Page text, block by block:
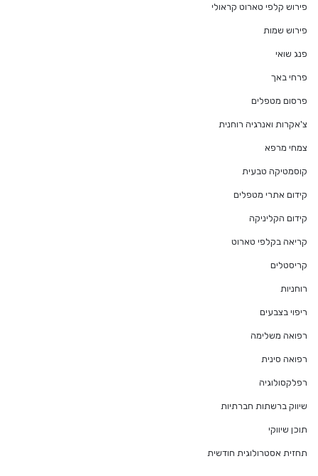
פירוש קלפי טארוט קראולי
פירוש שמות
פנג שואי
פרחי באך
פרסום מטפלים
צ'אקרות ואנרגיה רוחנית
צמחי מרפא
קוסמטיקה טבעית
קידום אתרי מטפלים
קידום הקליניקה
קריאה בקלפי טארוט
קריסטלים
רוחניות
ריפוי בצבעים
רפואה משלימה
רפואה סינית
רפלקסולוגיה
שיווק ברשתות חברתיות
תוכן שיווקי
תחזית אסטרולוגית חודשית